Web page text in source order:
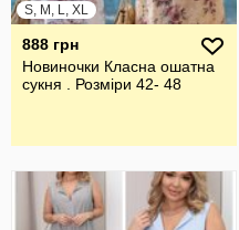
S, M, L, XL
888 грн
Новиночки Класна ошатна
сукня . Розміри 42- 48